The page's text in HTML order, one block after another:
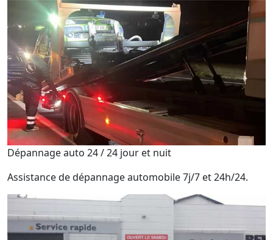
Dépannage auto 24 / 24 jour et nuit
Assistance de dépannage automobile 7j/7 et 24h/24.